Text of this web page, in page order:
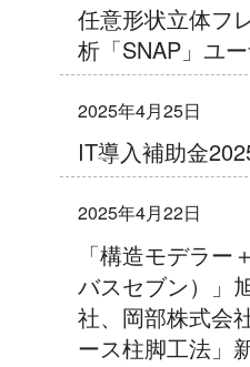
任意形状立体フ
析「SNAP」ユ
2025年4月25日
IT導入補助金
2025年4月22日
「構造モデラー
バスセブン）」
社、岡部株式会
ース柱脚工法」